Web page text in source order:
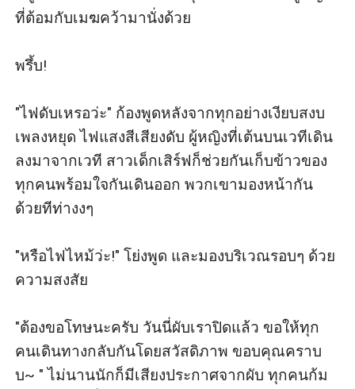
ที่ต้อมกับเมฆคว้ามานั่งด้วย
พรึ้บ!
"ไฟดับเหรอว่ะ" ก้องพูดหลังจากทุกอย่างเงียบสงบ
เพลงหยุด ไฟแสงสีเสียงดับ ผู้หญิงที่เต้นบนเวทีเดิน
ลงมาจากเวที สาวเด็กเสิร์ฟก็ช่วยกันเก็บข้าวของ
ทุกคนพร้อมใจกันเดินออก พวกเขามองหน้ากัน
ด้วยทีท่างงๆ
"หรือไฟไหม้ว่ะ!" โย่งพูด และมองบริเวณรอบๆ ด้วย
ความสงสัย
"ต้องขอโทษนะครับ วันนี่ผับเราปิดแล้ว ขอให้ทุก
คนเดินทางกลับกันโดยสวัสดิภาพ ขอบคุณคราบ
บ~ " ไม่นานนักก็มีเสียงประกาศจากผับ ทุกคนก้ม